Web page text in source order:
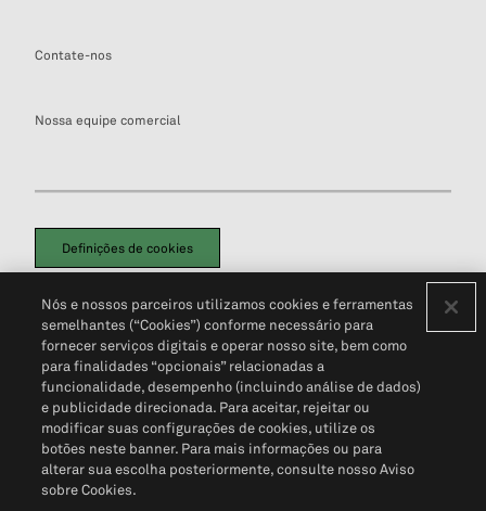
Contate-nos
Nossa equipe comercial
Definições de cookies
Política de PrivacidadePortal de privacidade do cliente (em inglês)
Não Venda Minhas Informações Pessoais© 2026 S&P Global
Nós e nossos parceiros utilizamos cookies e ferramentas
semelhantes (“Cookies”) conforme necessário para
fornecer serviços digitais e operar nosso site, bem como
para finalidades “opcionais” relacionadas a
funcionalidade, desempenho (incluindo análise de dados)
e publicidade direcionada. Para aceitar, rejeitar ou
modificar suas configurações de cookies, utilize os
botões neste banner. Para mais informações ou para
alterar sua escolha posteriormente, consulte nosso Aviso
sobre Cookies.